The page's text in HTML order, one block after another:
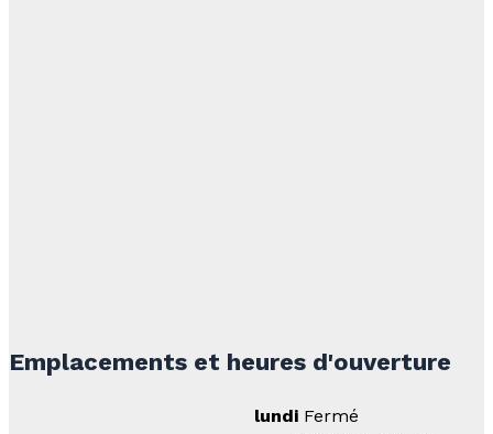
Emplacements et heures d'ouverture
lundi Fermé